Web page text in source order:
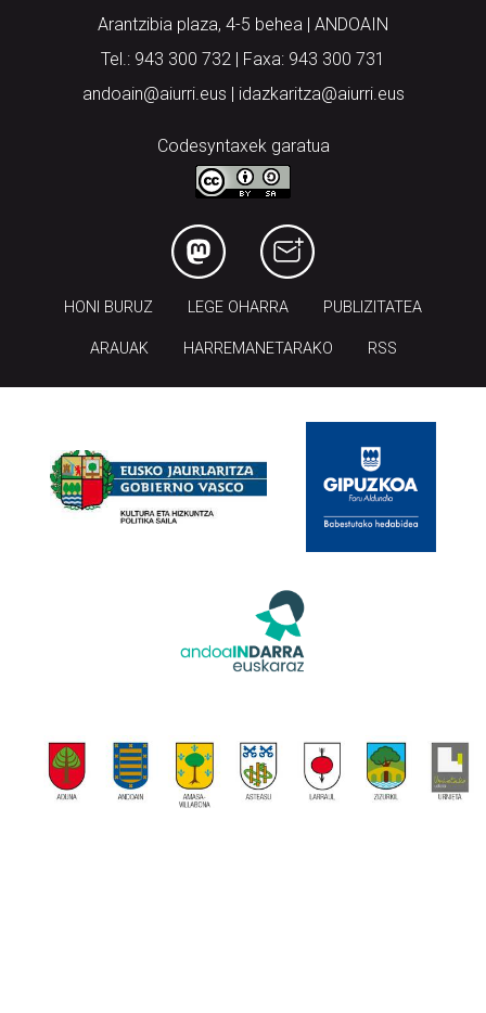
Arantzibia plaza, 4-5 behea | ANDOAIN
Tel.: 943 300 732 | Faxa: 943 300 731
andoain@aiurri.eus | idazkaritza@aiurri.eus
Codesyntaxek garatua
HONI BURUZ LEGE OHARRA PUBLIZITATEA
ARAUAK HARREMANETARAKO RSS